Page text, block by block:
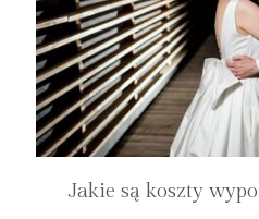
Jakie są koszty